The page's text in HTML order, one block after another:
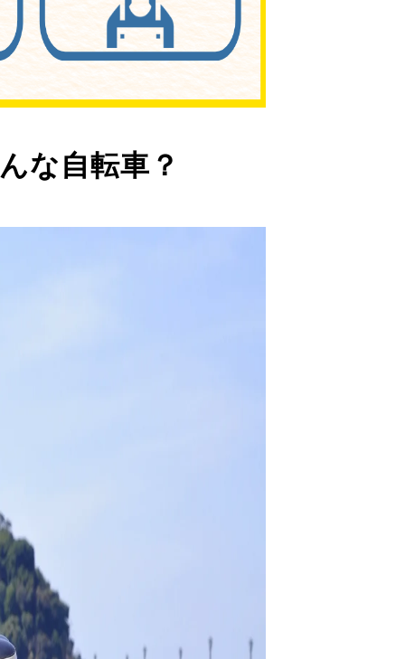
な自転車？